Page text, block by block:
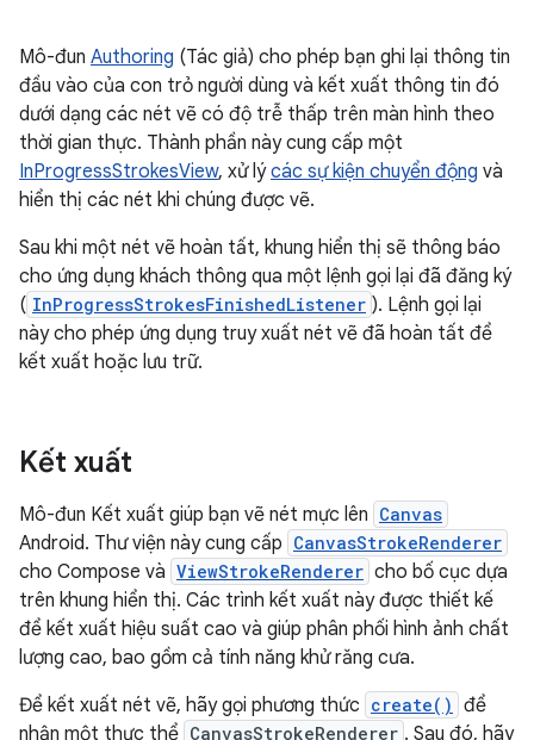
Mô-đun Authoring (Tác giả) cho phép bạn ghi lại thông tin
đầu vào của con trỏ người dùng và kết xuất thông tin đó
dưới dạng các nét vẽ có độ trễ thấp trên màn hình theo
thời gian thực. Thành phần này cung cấp một
InProgressStrokesView, xử lýcác sự kiện chuyển động và
hiển thị các nét khi chúng được vẽ.
Sau khi một nét vẽ hoàn tất, khung hiển thị sẽ thông báo
cho ứng dụng khách thông qua một lệnh gọi lại đã đăng ký
( InProgressStrokesFinishedListener ). Lệnh gọi lại
này cho phép ứng dụng truy xuất nét vẽ đã hoàn tất để
kết xuất hoặc lưu trữ.
Kết xuất
Mô-đun Kết xuất giúp bạn vẽ nét mực lên Canvas
Android. Thư viện này cung cấp CanvasStrokeRenderer
cho Compose và ViewStrokeRenderer cho bố cục dựa
trên khung hiển thị. Các trình kết xuất này được thiết kế
để kết xuất hiệu suất cao và giúp phân phối hình ảnh chất
lượng cao, bao gồm cả tính năng khử răng cưa.
Để kết xuất nét vẽ, hãy gọi phương thức create() để
nhận một thực thể CanvasStrokeRenderer . Sau đó, hãy